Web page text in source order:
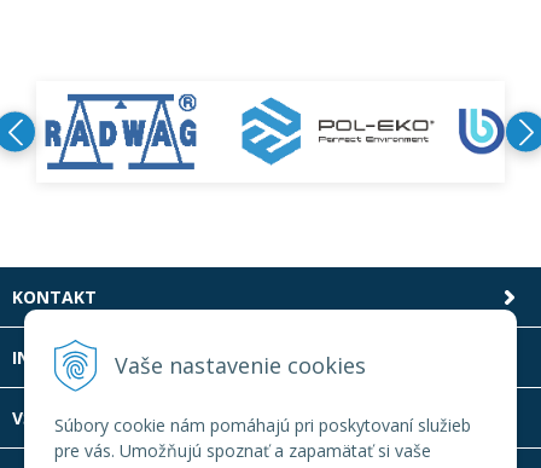
Vaše nastavenie cookies
Súbory cookie nám pomáhajú pri poskytovaní služieb
pre vás. Umožňujú spoznať a zapamätať si vaše
KONTAKT
INFOLINKA
VŠETKO O NÁKUPE